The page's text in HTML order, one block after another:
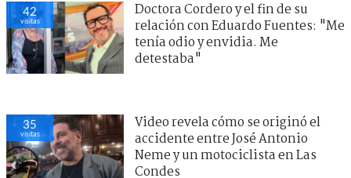
42
visitas
Doctora Cordero y el fin de su
relación con Eduardo Fuentes: "Me
tenía odio y envidia. Me
detestaba"
35
visitas
Video revela cómo se originó el
accidente entre José Antonio
Neme y un motociclista en Las
Condes